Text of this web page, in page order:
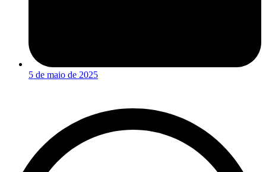
5 de maio de 2025